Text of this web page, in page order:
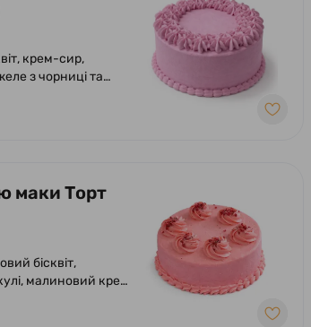
крем-сир,
з чорниці та
маки Торт
бісквіт,
малиновий крем